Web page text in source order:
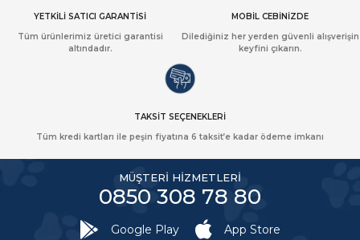
YETKİLİ SATICI GARANTİSİ
Tüm ürünlerimiz üretici garantisi
altındadır.
MOBİL CEBİNİZDE
Dilediğiniz her yerden güvenli alışverişin
keyfini çıkarın.
TAKSİT SEÇENEKLERİ
Tüm kredi kartları ile peşin fiyatına 6 taksit’e kadar ödeme imkanı
MÜŞTERİ HİZMETLERİ
0850 308 78 80
Google Play App Store